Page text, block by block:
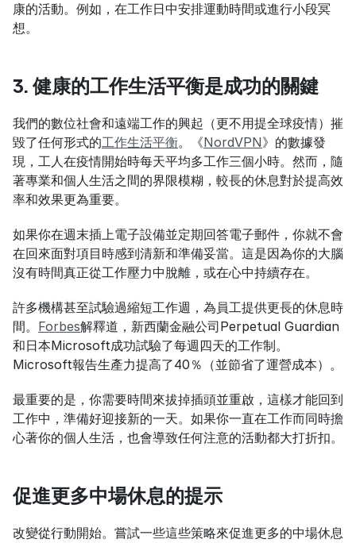
康的活動。例如，在工作日中安排運動時間或進行小段冥
想。
3. 健康的工作生活平衡是成功的關鍵
我們的數位社會和遠端工作的興起（更不用提全球疫情）摧
毀了任何形式的工作生活平衡。《NordVPN》的數據發
現，工人在疫情開始時每天平均多工作三個小時。然而，隨
著專業和個人生活之間的界限模糊，較長的休息對於提高效
率和效果更為重要。
如果你在週末插上電子設備並定期回答電子郵件，你就不會
在回來面對項目時感到清新和準備妥當。這是因為你的大腦
沒有時間真正從工作壓力中脫離，或在心中持續存在。
許多機構甚至試驗過縮短工作週，為員工提供更長的休息時
間。 Forbes解釋道，新西蘭金融公司Perpetual Guardian
和日本Microsoft成功試驗了每週四天的工作制。
Microsoft報告生產力提高了40％（並節省了運營成本）。
最重要的是，你需要時間來拔掉插頭並重啟，這樣才能回到
工作中，準備好迎接新的一天。如果你一直在工作而同時擔
心著你的個人生活，也會導致任何注意的活動都大打折扣。
促進更多中場休息的提示
改變從行動開始。嘗試一些這些策略來促進更多的中場休息